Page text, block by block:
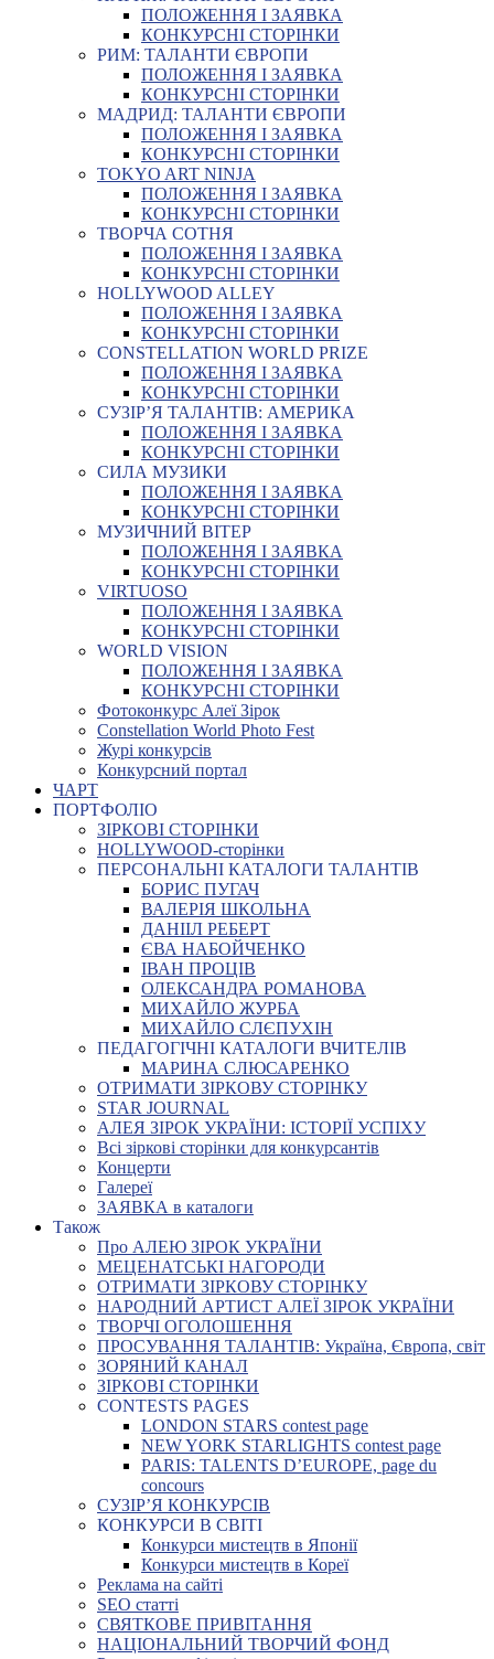
ПОЛОЖЕННЯ І ЗАЯВКА
КОНКУРСНІ СТОРІНКИ
РИМ: ТАЛАНТИ ЄВРОПИ
ПОЛОЖЕННЯ І ЗАЯВКА
КОНКУРСНІ СТОРІНКИ
МАДРИД: ТАЛАНТИ ЄВРОПИ
ПОЛОЖЕННЯ І ЗАЯВКА
КОНКУРСНІ СТОРІНКИ
TOKYO ART NINJA
ПОЛОЖЕННЯ І ЗАЯВКА
КОНКУРСНІ СТОРІНКИ
ТВОРЧА СОТНЯ
ПОЛОЖЕННЯ І ЗАЯВКА
КОНКУРСНІ СТОРІНКИ
HOLLYWOOD ALLEY
ПОЛОЖЕННЯ І ЗАЯВКА
КОНКУРСНІ СТОРІНКИ
CONSTELLATION WORLD PRIZE
ПОЛОЖЕННЯ І ЗАЯВКА
КОНКУРСНІ СТОРІНКИ
СУЗІР’Я ТАЛАНТІВ: АМЕРИКА
ПОЛОЖЕННЯ І ЗАЯВКА
КОНКУРСНІ СТОРІНКИ
СИЛА МУЗИКИ
ПОЛОЖЕННЯ І ЗАЯВКА
КОНКУРСНІ СТОРІНКИ
МУЗИЧНИЙ ВІТЕР
ПОЛОЖЕННЯ І ЗАЯВКА
КОНКУРСНІ СТОРІНКИ
VIRTUOSO
ПОЛОЖЕННЯ І ЗАЯВКА
КОНКУРСНІ СТОРІНКИ
WORLD VISION
ПОЛОЖЕННЯ І ЗАЯВКА
КОНКУРСНІ СТОРІНКИ
Фотоконкурс Алеї Зірок
Constellation World Photo Fest
Журі конкурсів
Конкурсний портал
ЧАРТ
ПОРТФОЛІО
ЗІРКОВІ СТОРІНКИ
HOLLYWOOD-сторінки
ПЕРСОНАЛЬНІ КАТАЛОГИ ТАЛАНТІВ
БОРИС ПУГАЧ
ВАЛЕРІЯ ШКОЛЬНА
ДАНІІЛ РЕБЕРТ
ЄВА НАБОЙЧЕНКО
ІВАН ПРОЦІВ
ОЛЕКСАНДРА РОМАНОВА
МИХАЙЛО ЖУРБА
МИХАЙЛО СЛЄПУХІН
ПЕДАГОГІЧНІ КАТАЛОГИ ВЧИТЕЛІВ
МАРИНА СЛЮСАРЕНКО
ОТРИМАТИ ЗІРКОВУ СТОРІНКУ
STAR JOURNAL
АЛЕЯ ЗІРОК УКРАЇНИ: ІСТОРІЇ УСПІХУ
Всі зіркові сторінки для конкурсантів
Концерти
Галереї
ЗАЯВКА в каталоги
Також
Про АЛЕЮ ЗІРОК УКРАЇНИ
МЕЦЕНАТСЬКІ НАГОРОДИ
ОТРИМАТИ ЗІРКОВУ СТОРІНКУ
НАРОДНИЙ АРТИСТ АЛЕЇ ЗІРОК УКРАЇНИ
ТВОРЧІ ОГОЛОШЕННЯ
ПРОСУВАННЯ ТАЛАНТІВ: Україна, Європа, світ
ЗОРЯНИЙ КАНАЛ
ЗІРКОВІ СТОРІНКИ
CONTESTS PAGES
LONDON STARS contest page
NEW YORK STARLIGHTS contest page
PARIS: TALENTS D’EUROPE, page du
concours
СУЗІР’Я КОНКУРСІВ
КОНКУРСИ В СВІТІ
Конкурси мистецтв в Японії
Конкурси мистецтв в Кореї
Реклама на сайті
SEO статті
СВЯТКОВЕ ПРИВІТАННЯ
НАЦІОНАЛЬНИЙ ТВОРЧИЙ ФОНД